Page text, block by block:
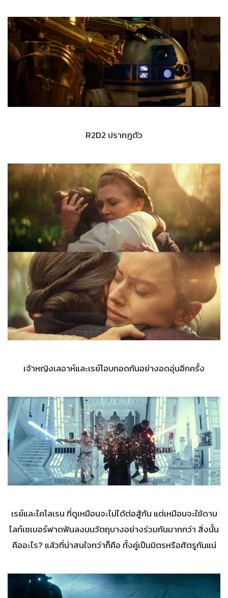
R2D2 ปรากฏตัว
เจ้าหญิงเลอาห์และเรย์โอบกอดกันอย่างอดอุ่นอีกครั้ง
เรย์และไคโลเรน ที่ดูเหมือนจะไม่ได้ต่อสู้กัน แต่เหมือนจะใช้ดาบ
ไลท์เซเบอร์ฟาดฟันลงบนวัตถุบางอย่างร่วมกันมากกว่า สิ่งนั้น
คืออะไร? แล้วที่น่าสนใจกว่าก็คือ ทั้งคู่เป็นมิตรหรือศัตรูกันแน่